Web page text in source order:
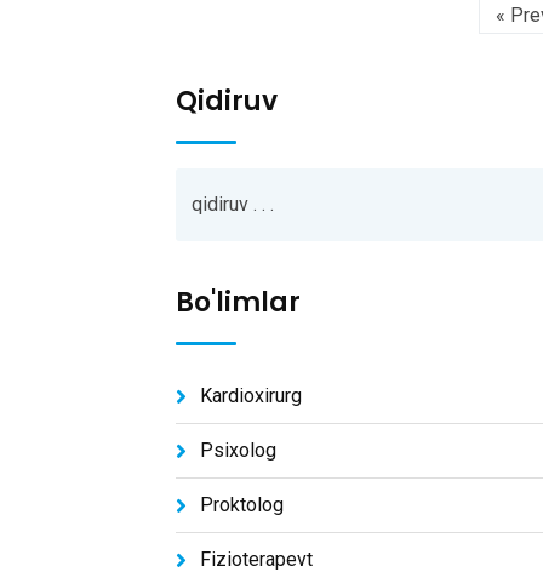
«
Qidiruv
Bo'limlar
Kardioxirurg
Psixolog
Proktolog
Fizioterapevt